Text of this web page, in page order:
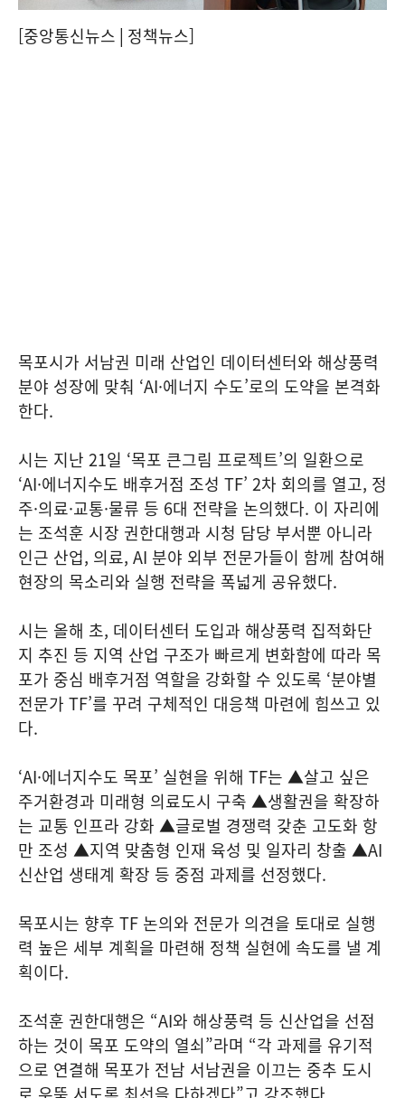
[중앙통신뉴스│정책뉴스]
목포시가 서남권 미래 산업인 데이터센터와 해상풍력
분야 성장에 맞춰 ‘AI·에너지 수도’로의 도약을 본격화
한다.
시는 지난 21일 ‘목포 큰그림 프로젝트’의 일환으로
‘AI·에너지수도 배후거점 조성 TF’ 2차 회의를 열고, 정
주·의료·교통·물류 등 6대 전략을 논의했다. 이 자리에
는 조석훈 시장 권한대행과 시청 담당 부서뿐 아니라
인근 산업, 의료, AI 분야 외부 전문가들이 함께 참여해
현장의 목소리와 실행 전략을 폭넓게 공유했다.
시는 올해 초, 데이터센터 도입과 해상풍력 집적화단
지 추진 등 지역 산업 구조가 빠르게 변화함에 따라 목
포가 중심 배후거점 역할을 강화할 수 있도록 ‘분야별
전문가 TF’를 꾸려 구체적인 대응책 마련에 힘쓰고 있
다.
‘AI·에너지수도 목포’ 실현을 위해 TF는 ▲살고 싶은
주거환경과 미래형 의료도시 구축 ▲생활권을 확장하
는 교통 인프라 강화 ▲글로벌 경쟁력 갖춘 고도화 항
만 조성 ▲지역 맞춤형 인재 육성 및 일자리 창출 ▲AI
신산업 생태계 확장 등 중점 과제를 선정했다.
목포시는 향후 TF 논의와 전문가 의견을 토대로 실행
력 높은 세부 계획을 마련해 정책 실현에 속도를 낼 계
획이다.
조석훈 권한대행은 “AI와 해상풍력 등 신산업을 선점
하는 것이 목포 도약의 열쇠”라며 “각 과제를 유기적
으로 연결해 목포가 전남 서남권을 이끄는 중추 도시